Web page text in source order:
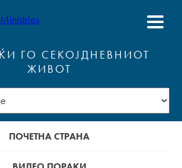
ГО СЕКОЈДНЕВНИОТ
ЖИВОТ
ПОЧЕТНА СТРАНА